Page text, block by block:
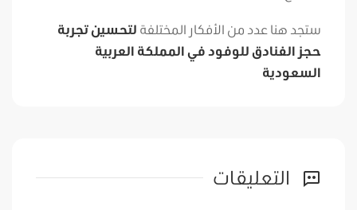
ستجد هنا عدد من الأفكار المختلفة لتحسين تجربة
حجز الفنادق للوفود في المملكة العربية
السعودية
التعليقات